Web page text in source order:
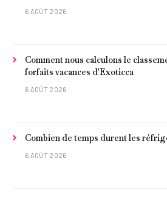
6 AOÛT 2026
Comment nous calculons le
forfaits vacances d'Exoticca
6 AOÛT 2026
Combien de temps durent les
6 AOÛT 2026